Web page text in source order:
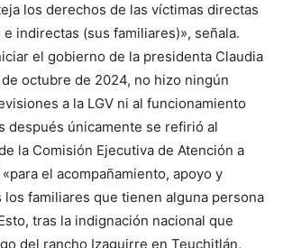
los derechos de las víctimas directas
indirectas (sus familiares)», señala.
el gobierno de la presidenta Claudia
octubre de 2024, no hizo ningún
a la LGV ni al funcionamiento
después únicamente se refirió al
la Comisión Ejecutiva de Atención a
el acompañamiento, apoyo y
los familiares que tienen alguna persona
tras la indignación nacional que
del rancho Izaguirre en Teuchitlán,